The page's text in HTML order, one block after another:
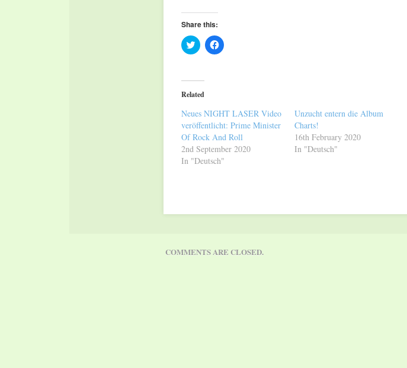
Share this:
Click
to
(Opens
in
new
Click
to
Related
Neues NIGHT LASER Video
veröffentlicht: Prime Minister
Of Rock And Roll
2nd September 2020
In "Deutsch"
Unzucht entern die Album
Charts!
16th February 2020
In "Deutsch"
COMMENTS ARE CLOSED.